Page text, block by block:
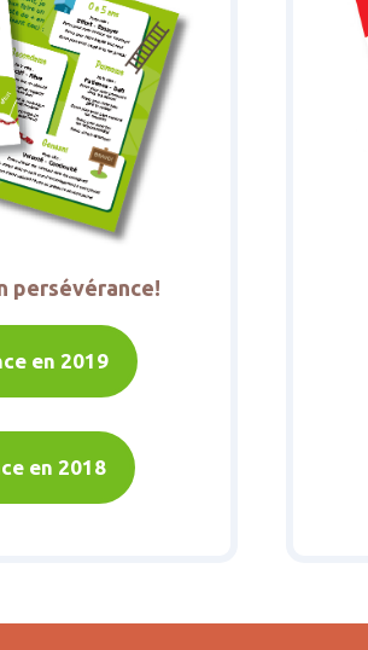
persévérance!
en 2019
en 2018